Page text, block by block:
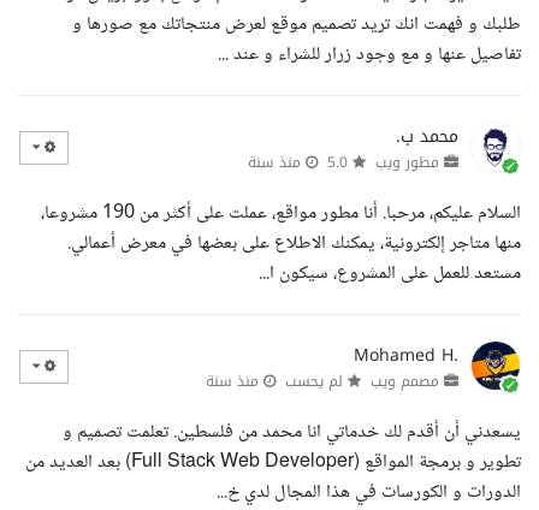
طلبك و فهمت انك تريد تصميم موقع لعرض منتجاتك مع صورها و
تفاصيل عنها و مع وجود زرار للشراء و عند ...
محمد ب.
مطور ويب منذ سنة
السلام عليكم، مرحبا. أنا مطور مواقع، عملت على أكثر من 190 مشروعا،
منها متاجر إلكترونية، يمكنك الاطلاع على بعضها في معرض أعمالي.
مستعد للعمل على المشروع، سيكون ا...
Mohamed H.
مصمم ويب لم يحسب منذ سنة
يسعدني أن أقدم لك خدماتي انا محمد من فلسطين. تعلمت تصميم و
تطوير و برمجة المواقع (Full Stack Web Developer) بعد العديد من
الدورات و الكورسات في هذا المجال لدي خ...